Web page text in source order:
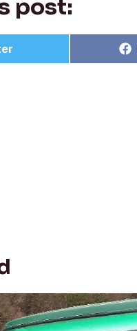
post: